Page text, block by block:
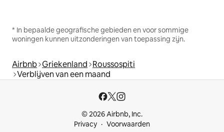
* In bepaalde geografische gebieden en voor sommige
woningen kunnen uitzonderingen van toepassing zijn.
Airbnb Griekenland Roussospiti
Verblijven van een maand
© 2026 Airbnb, Inc.
Privacy
Voorwaarden